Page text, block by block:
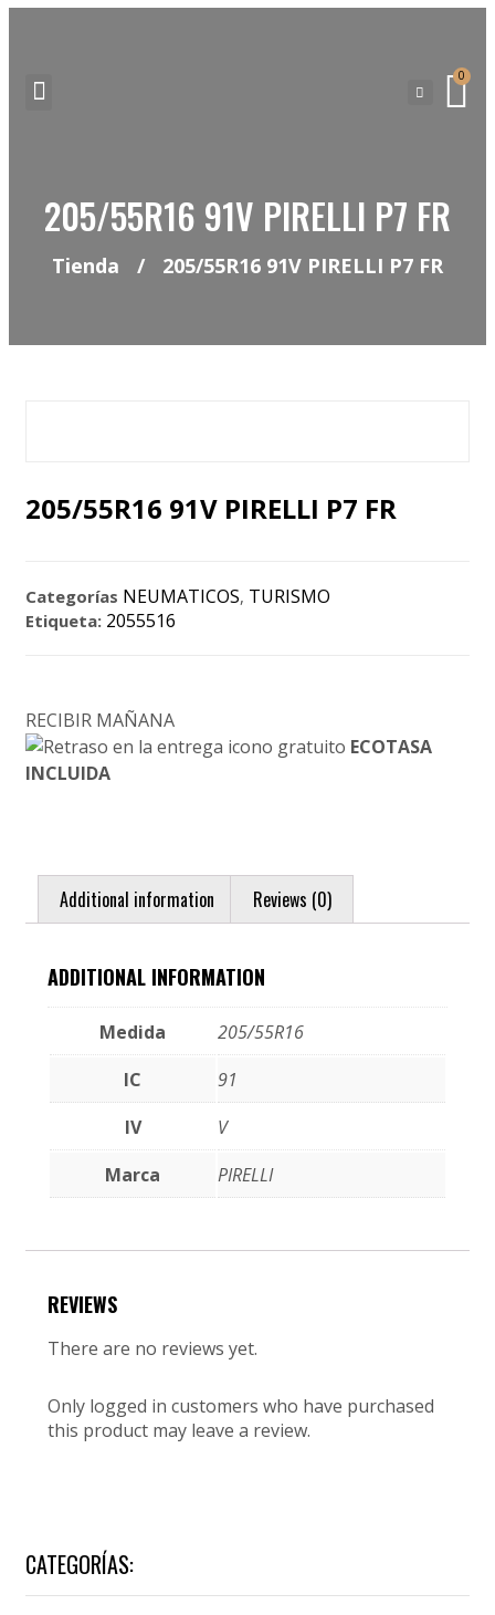
0
205/55R16 91V PIRELLI P7 FR
Tienda / 205/55R16 91V PIRELLI P7 FR
205/55R16 91V PIRELLI P7 FR
Categorías NEUMATICOS, TURISMO
Etiqueta: 2055516
RECIBIR MAÑANA
ECOTASA
INCLUIDA
Additional information Reviews (0)
ADDITIONAL INFORMATION
Medida
205/55R16
IC
91
IV
V
Marca
PIRELLI
REVIEWS
There are no reviews yet.
Only logged in customers who have purchased
this product may leave a review.
CATEGORÍAS: